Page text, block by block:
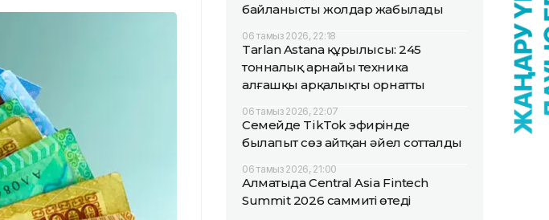
байланысты жолдар жабылады
06 тамыз 2026, 22:18
Tarlan Astana құрылысы: 245
тонналық арнайы техника
алғашқы арқалықты орнатты
06 тамыз 2026, 22:07
Семейде TikTok эфирінде
былапыт сөз айтқан әйел сотталды
06 тамыз 2026, 21:00
Алматыда Central Asia Fintech
Summit 2026 саммиті өтеді